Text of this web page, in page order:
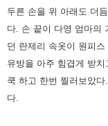
두른 손을 위 아래도 더
다. 손 끝이 다영 엄마의
던 란제리 속옷이 원피
유방을 아주 힘겹게 받
쿡 하고 한번 찔러보았
다.